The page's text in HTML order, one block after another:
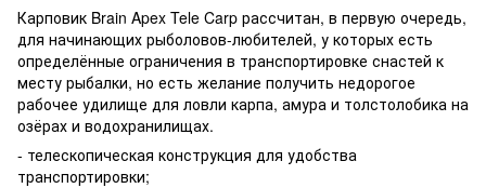
Карповик Brain Apex Tele Carp рассчитан, в первую очередь,
для начинающих рыболовов-любителей, у которых есть
определённые ограничения в транспортировке снастей к
месту рыбалки, но есть желание получить недорогое
рабочее удилище для ловли карпа, амура и толстолобика на
озёрах и водохранилищах.
- телескопическая конструкция для удобства
транспортировки;